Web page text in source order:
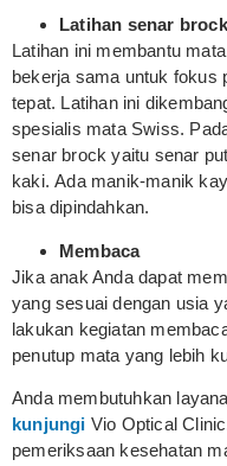
Latihan senar brock
Latihan ini membantu
bekerja sama untuk fokus
tepat. Latihan ini
spesialis mata Swiss.
senar brock yaitu senar
kaki. Ada manik-manik
bisa dipindahkan.
Membaca
Jika anak Anda dapat
yang sesuai dengan usia
lakukan kegiatan
penutup mata yang lebih
Anda membutuhkan
kunjungi Vio Optical
pemeriksaan kesehatan